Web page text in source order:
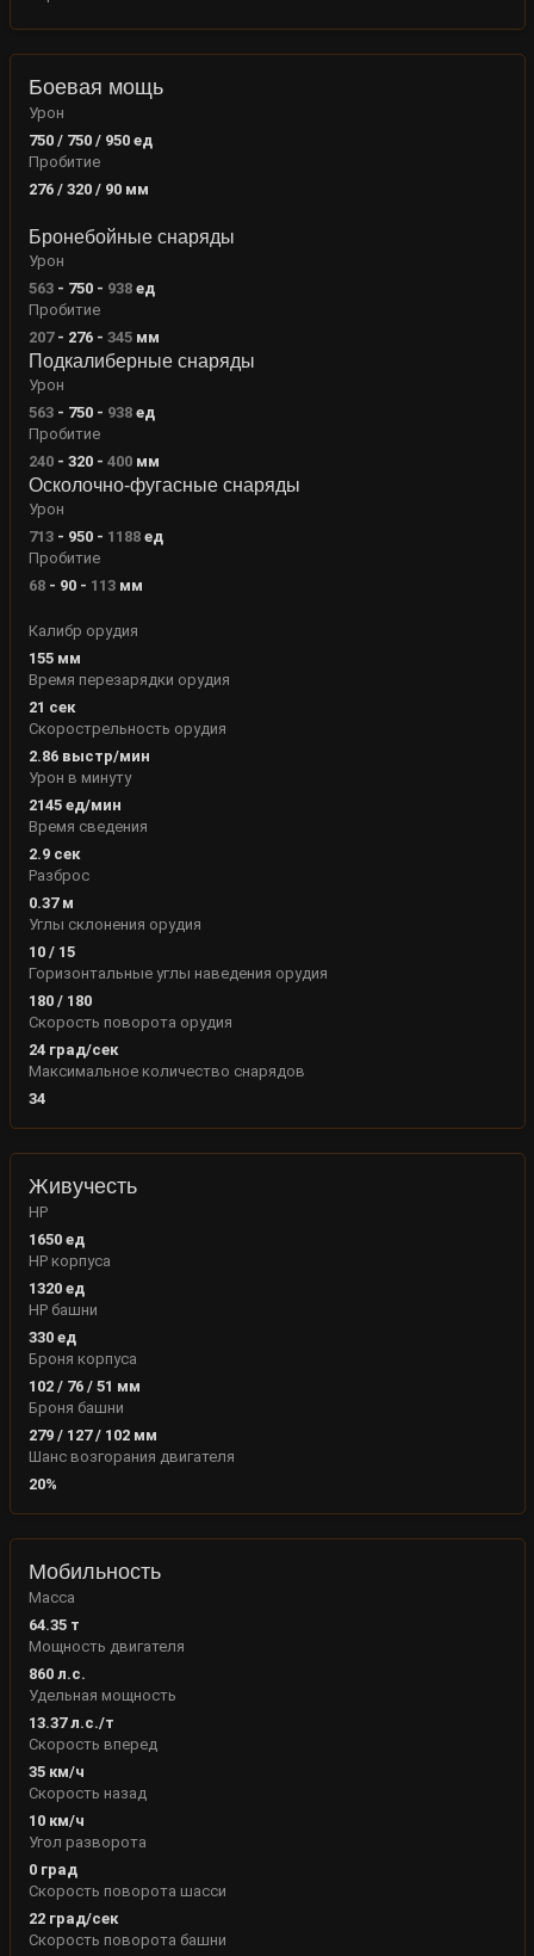
Боевая мощь
Урон
750 / 750 / 950 ед
Пробитие
276 / 320 / 90 мм
Бронебойные снаряды
Урон
563- 750- 938ед
Пробитие
207- 276- 345 мм
Подкалиберные снаряды
Урон
563- 750- 938ед
Пробитие
240- 320- 400 мм
Осколочно-фугасные снаряды
Урон
713- 950- 1188ед
Пробитие
68- 90- 113 мм
Калибр орудия
155мм
Время перезарядки орудия
21 сек
Скорострельность орудия
2.86выстр/мин
Урон в минуту
2145ед/мин
Время сведения
2.9сек
Разброс
0.37м
Углы склонения орудия
10 / 15
Горизонтальные углы наведения орудия
180 / 180
Скорость поворота орудия
24град/сек
Максимальное количество снарядов
34
Живучесть
HP
1650ед
HP корпуса
1320ед
HP башни
330ед
Броня корпуса
102/ 76/ 51 мм
Броня башни
279 / 127/ 102 мм
Шанс возгорания двигателя
20%
Мобильность
Масса
64.35т
Мощность двигателя
860л.с.
Удельная мощность
13.37л.с./т
Скорость вперед
35км/ч
Скорость назад
10км/ч
Угол разворота
0град
Скорость поворота шасси
22град/сек
Скорость поворота башни